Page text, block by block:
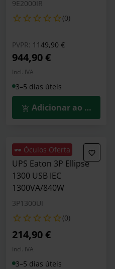
9E2000IR
(0)
PVPR: Preço reduzido de
1149,90 €para
944,90 €
Incl. IVA
3–5 dias úteis
Adicionar ao Carrinho
🕶️ Óculos Oferta
UPS Eaton 3P Ellipse
1300 USB IEC
1300VA/840W
3P1300UI
(0)
214,90 €
Incl. IVA
3–5 dias úteis